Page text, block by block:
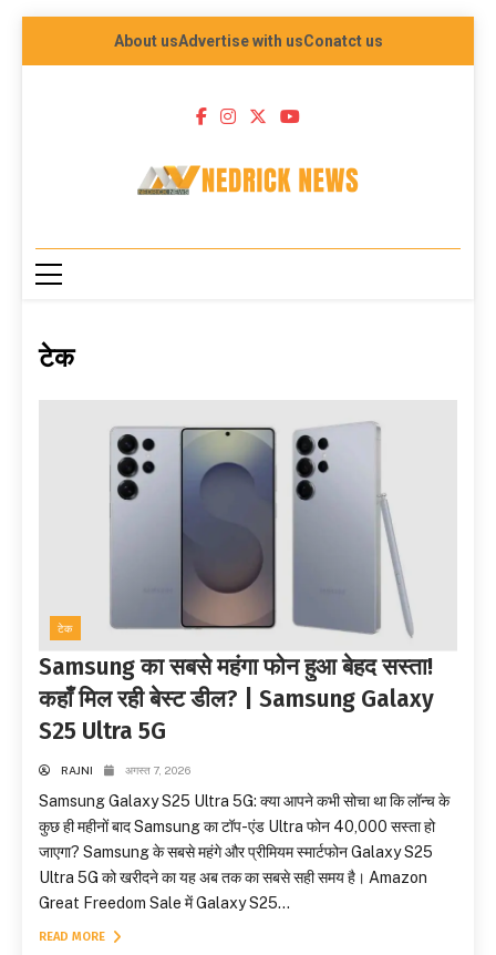
About usAdvertise with usConatct us
NEDRICK NEWS
टेक
टेक
Samsung का सबसे महंगा फोन हुआ बेहद सस्ता!
कहाँ मिल रही बेस्ट डील? | Samsung Galaxy
S25 Ultra 5G
RAJNI अगस्त 7, 2026
Samsung Galaxy S25 Ultra 5G: क्या आपने कभी सोचा था कि लॉन्च के
कुछ ही महीनों बाद Samsung का टॉप-एंड Ultra फोन ₹40,000 सस्ता हो
जाएगा? Samsung के सबसे महंगे और प्रीमियम स्मार्टफोन Galaxy S25
Ultra 5G को खरीदने का यह अब तक का सबसे सही समय है। Amazon
Great Freedom Sale में Galaxy S25...
READ MORE